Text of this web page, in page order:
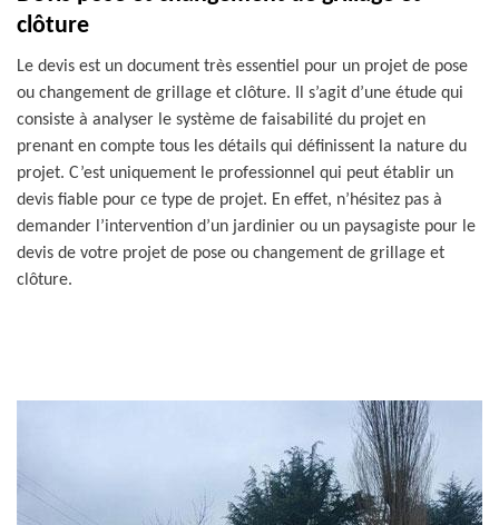
clôture
Le devis est un document très essentiel pour un projet de pose
ou changement de grillage et clôture. Il s’agit d’une étude qui
consiste à analyser le système de faisabilité du projet en
prenant en compte tous les détails qui définissent la nature du
projet. C’est uniquement le professionnel qui peut établir un
devis fiable pour ce type de projet. En effet, n’hésitez pas à
demander l’intervention d’un jardinier ou un paysagiste pour le
devis de votre projet de pose ou changement de grillage et
clôture.